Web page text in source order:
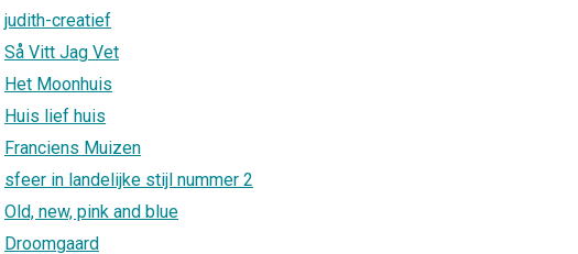
judith-creatief
Så Vitt Jag Vet
Het Moonhuis
Huis lief huis
Franciens Muizen
sfeer in landelijke stijl nummer 2
Old, new, pink and blue
Droomgaard